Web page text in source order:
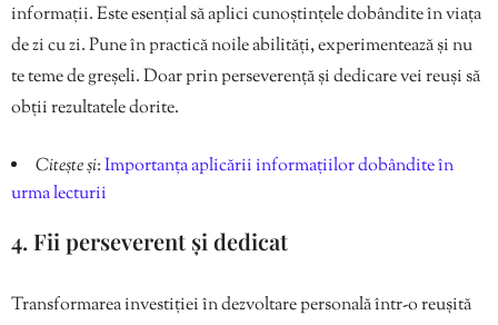
informații. Este esențial să aplici cunoștințele dobândite în viața
de zi cu zi. Pune în practică noile abilități, experimentează și nu
te teme de greșeli. Doar prin perseverență și dedicare vei reuși să
obții rezultatele dorite.
Citește și:Importanța aplicării informațiilor dobândite în
urma lecturii
4. Fii perseverent și dedicat
Transformarea investiției în dezvoltare personală într-o reușită